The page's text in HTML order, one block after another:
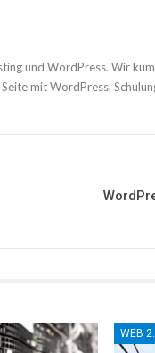
und WordPress. Wir
mit WordPress.
WEB